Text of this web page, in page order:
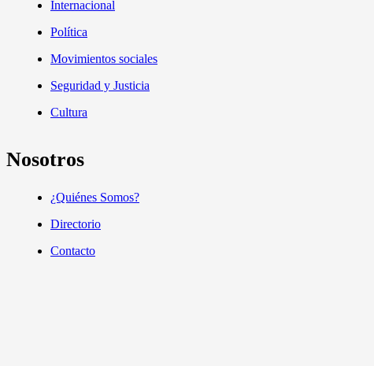
Internacional
Política
Movimientos sociales
Seguridad y Justicia
Cultura
Nosotros
¿Quiénes Somos?
Directorio
Contacto